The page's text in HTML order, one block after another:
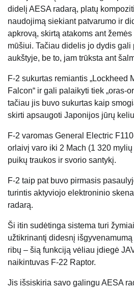
didelį AESA radarą, platų
naudojimą siekiant patvarumo ir
apkrovą, skirtą atakoms ant
mūšiui. Tačiau didelis jo dydis
aukštyje, be to, jam trūksta ant
F-2 sukurtas remiantis „Lockheed
Falcon“ ir gali palaikyti tiek „oras-
tačiau jis buvo sukurtas kaip
skirti apsaugoti Japonijos jūrų
F-2 varomas General Electric
orlaivį varo iki 2 Mach (1 320
puikų traukos ir svorio santykį.
F-2 taip pat buvo pirmasis
turintis aktyviojo elektroninio
radarą.
Ši itin sudėtinga sistema turi
užtikrinantį didesnį
ribų – šią funkciją vėliau įdiegė
naikintuvas F-22 Raptor.
Jis išsiskiria savo galingu AESA